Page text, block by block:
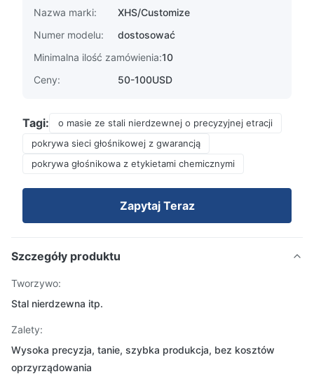
Nazwa marki:
XHS/Customize
Numer modelu:
dostosować
Minimalna ilość zamówienia:10
Ceny:
50-100USD
Tagi:
o masie ze stali nierdzewnej o precyzyjnej etracji
pokrywa sieci głośnikowej z gwarancją
pokrywa głośnikowa z etykietami chemicznymi
Zapytaj Teraz
Szczegóły produktu
Tworzywo:
Stal nierdzewna itp.
Zalety:
Wysoka precyzja, tanie, szybka produkcja, bez kosztów
oprzyrządowania